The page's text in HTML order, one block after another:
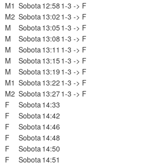
M1 Sobota12:58 1-3 -> F
M2 Sobota13:02 1-3 -> F
M Sobota13:051-3 -> F
M Sobota13:08 1-3 -> F
M Sobota13:11 1-3 -> F
M Sobota13:151-3 -> F
M Sobota13:19 1-3 -> F
M1 Sobota13:22 1-3 -> F
M2 Sobota13:271-3 -> F
F Sobota14:33
F Sobota14:42
F Sobota14:46
F Sobota14:48
F Sobota14:50
F Sobota14:51